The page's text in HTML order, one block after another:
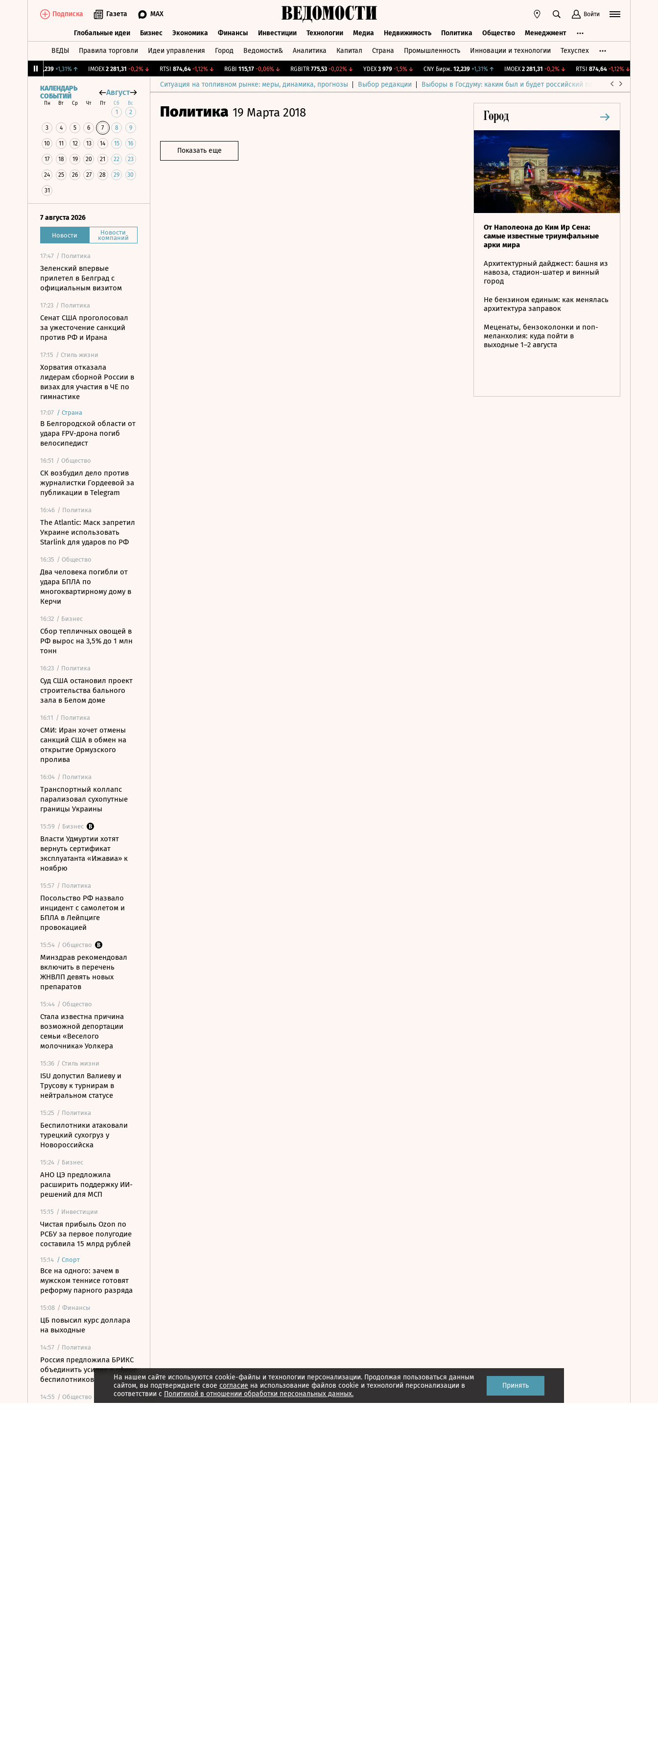
Подписка Газета MAX Войти
Глобальные идеи Бизнес Экономика Финансы Инвестиции Технологии Медиа Недвижимость Политика Общество Менеджмент
ВЕДЫ Правила торговли Идеи управления Город Ведомости& Аналитика Капитал Страна Промышленность Инновации и технологии Техуспех
12,239 +1,31%↑ IMOEX 2 281,31 -0,2%↓ RTSI 874,64 -1,12% ↓ RGBI 115,17 -0,06%↓ RGBITR 775,53 -0,02%↓ YDEX 3 979 -1,5% ↓ CNY Бирж. 12,239 +1,31%↑ IMOEX 2 281,31 -0,2%↓ RTSI 874,64 -1,12% ↓
Ситуация на топливном рынке: меры, динамика, прогнозы Выбор редакции Выборы в Госдуму: каким был и будет российский парламент
КАЛЕНДАРЬ
СОБЫТИЙ
Август
Пн Вт Ср Чт Пт Сб Вс
1 2
3 4 5 6 7 8 9
10 11 12 13 14 15 16
17 18 19 20 21 22 23
24 25 26 27 28 29 30
31
7 августа 2026
Новости Новости
компаний
17:47 / Политика
Зеленский впервые
прилетел в Белград с
официальным визитом
17:23 / Политика
Сенат США проголосовал
за ужесточение санкций
против РФ и Ирана
17:15 / Стиль жизни
Хорватия отказала
лидерам сборной России в
визах для участия в ЧЕ по
гимнастике
17:07 / Страна
В Белгородской области от
удара FPV-дрона погиб
велосипедист
16:51 / Общество
СК возбудил дело против
журналистки Гордеевой за
публикации в Telegram
16:46 / Политика
The Atlantic: Маск запретил
Украине использовать
Starlink для ударов по РФ
16:35 / Общество
Два человека погибли от
удара БПЛА по
многоквартирному дому в
Керчи
16:32 / Бизнес
Сбор тепличных овощей в
РФ вырос на 3,5% до 1 млн
тонн
16:23 / Политика
Суд США остановил проект
строительства бального
зала в Белом доме
16:11 / Политика
СМИ: Иран хочет отмены
санкций США в обмен на
открытие Ормузского
пролива
16:04 / Политика
Транспортный коллапс
парализовал сухопутные
границы Украины
15:59 / Бизнес
Власти Удмуртии хотят
вернуть сертификат
эксплуатанта «Ижавиа» к
ноябрю
15:57 / Политика
Посольство РФ назвало
инцидент с самолетом и
БПЛА в Лейпциге
провокацией
15:54 / Общество
Минздрав рекомендовал
включить в перечень
ЖНВЛП девять новых
препаратов
15:44 / Общество
Стала известна причина
возможной депортации
семьи «Веселого
молочника» Уолкера
15:36 / Стиль жизни
ISU допустил Валиеву и
Трусову к турнирам в
нейтральном статусе
15:25 / Политика
Беспилотники атаковали
турецкий сухогруз у
Новороссийска
15:24 / Бизнес
АНО ЦЭ предложила
расширить поддержку ИИ-
решений для МСП
15:15 / Инвестиции
Чистая прибыль Ozon по
РСБУ за первое полугодие
составила 15 млрд рублей
15:14 / Спорт
Все на одного: зачем в
мужском теннисе готовят
реформу парного разряда
15:08 / Финансы
ЦБ повысил курс доллара
на выходные
14:57 / Политика
Россия предложила БРИКС
объединить усилия в сфере
беспилотников
14:55 / Общество
Политика 19 Марта 2018
Показать еще
От Наполеона до Ким Ир Сена:
самые известные триумфальные
арки мира
Архитектурный дайджест: башня из
навоза, стадион-шатер и винный
город
Не бензином единым: как менялась
архитектура заправок
Меценаты, бензоколонки и поп-
меланхолия: куда пойти в
выходные 1–2 августа
На нашем сайте используются cookie-файлы и технологии персонализации. Продолжая пользоваться данным
сайтом, вы подтверждаете свое согласие на использование файлов cookie и технологий персонализации в
соответствии с Политикой в отношении обработки персональных данных.
Принять